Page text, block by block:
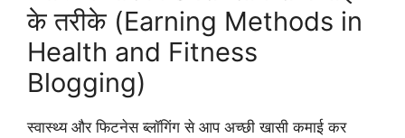
के तरीके (Earning Methods in
Health and Fitness
Blogging)
स्वास्थ्य और फिटनेस ब्लॉगिंग से आप अच्छी खासी कमाई कर